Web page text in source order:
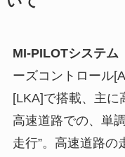
MI-PILOTシステム
ーズコントロール
[LKA]で搭載、主に
高速道路での、単
走行”。高速道路の